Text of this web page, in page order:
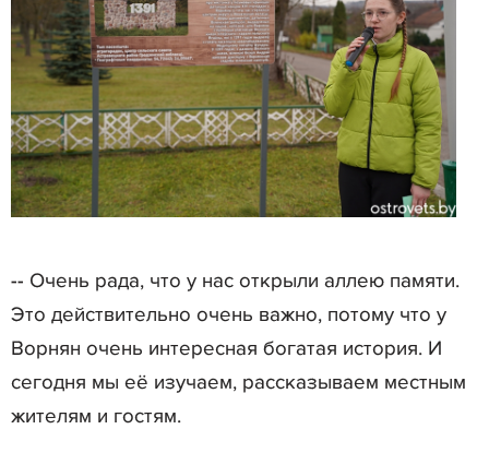
-- Очень рада, что у нас открыли аллею памяти.
Это действительно очень важно, потому что у
Ворнян очень интересная богатая история. И
сегодня мы её изучаем, рассказываем местным
жителям и гостям.